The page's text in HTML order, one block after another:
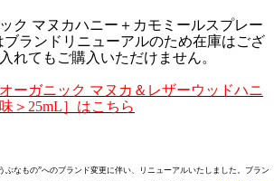
ク マヌカハニー＋カモミールスプレー
ブランドリニューアルのため在庫はござ
れてもご購入いただけません。
ーガニック マヌカ＆レザーウッドハニ
＞25mL］はこちら
ぶなもの”へのブランド変更に伴い、リニューアルいたしました。ブラン